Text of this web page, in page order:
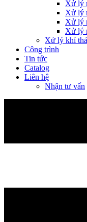
Xử lý
Xử lý
Xử lý
Xử lý
Xử lý khí
Công trình
Tin tức
Catalog
Liên hệ
Nhận tư vấn